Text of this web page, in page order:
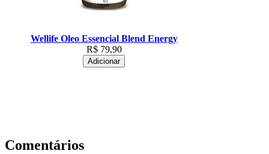
Wellife Oleo Essencial Blend Energy
R$ 79,90
Adicionar
Comentários